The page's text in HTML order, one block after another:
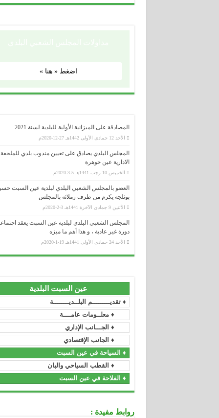
اضغط « هنا »
المصادقة على الميزانية الأولية للبلدية لسنة 2021
الأحد 12 جمادى الأولى 1442هـ 27-12-2020م
المجلس البلدي يصادق على تعيين مندوب بلدي للملحقة
الادارية عين جوهرة
الخميس 10 رجب 1441هـ 5-3-2020م
العضو بالمجلس الشعبي البلدي لبلدية عين السبت
بوثلجة يكرم من طرف زملائه بالمجلس
الأثنين 9 جمادى الآخرة 1441هـ 3-2-2020م
المجلس الشعبي البلدي لبلدية عين السبت يعقد
دورة غير عادية ، و هذا أهم ما ميزه
الأحد 24 جمادى الأولى 1441هـ 19-1-2020م
عين السبت البلدية
♦ تقديـــــــــم البلــديــــــــة
♦ معلــومات عامــــة
♦ الجـــانب الإداري
♦ الجانب الإقتصادي
♦ السياحة في عين السبت
♦ القطب السياحي والبان
♦ الفلاحة في عين السبت
روابط مفيدة :
ولاية سطيف
المجلس الشعبي الولائي _ سطيف
المجلس الدستوري
مجلس الأمة
رئاسة الحكومة
الجريدة الرسمية
الأمانة العامة للحكومة
وزارة السكن و العمران و المدينة
وزارة العمل و التشغيل و الضمان